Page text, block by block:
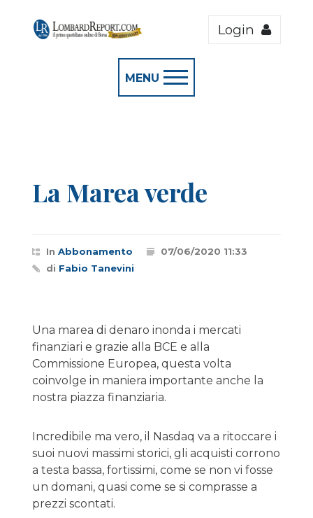
Login
MENU
La Marea verde
In Abbonamento
07/06/2020 11:33
di Fabio Tanevini
Una marea di denaro inonda i mercati
finanziari e grazie alla BCE e alla
Commissione Europea, questa volta
coinvolge in maniera importante anche la
nostra piazza finanziaria.
Incredibile ma vero, il Nasdaq va a ritoccare i
suoi nuovi massimi storici, gli acquisti corrono
a testa bassa, fortissimi, come se non vi fosse
un domani, quasi come se si comprasse a
prezzi scontati.